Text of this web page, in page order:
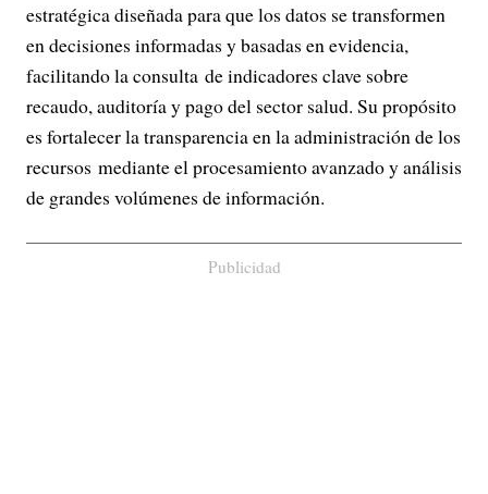
estratégica diseñada para que los datos se transformen
en decisiones informadas y basadas en evidencia,
facilitando la consulta de indicadores clave sobre
recaudo, auditoría y pago del sector salud. Su propósito
es fortalecer la transparencia en la administración de los
recursos mediante el procesamiento avanzado y análisis
de grandes volúmenes de información.
Publicidad